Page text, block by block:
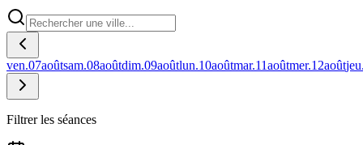
ven.07aoûtsam.08aoûtdim.09aoûtlun.10aoûtmar.11aoûtmer.12août
Filtrer les séances